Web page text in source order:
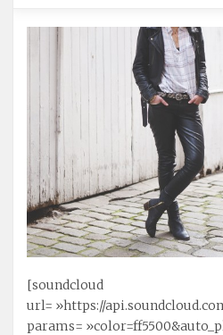
[soundcloud
url= »https://
params=